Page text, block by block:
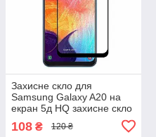
Захисне скло для
Samsung Galaxy A20 на
екран 5д HQ захисне скло
на телефон самсунг а20
чорне HQG
108 ₴ 120 ₴